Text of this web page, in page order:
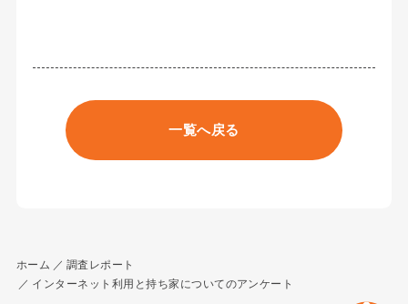
一覧へ戻る
ホーム
調査レポート
インターネット利用と持ち家についてのアンケート